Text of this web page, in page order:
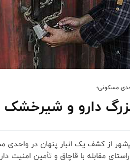
مسکونی؛
و شیرخشک احتکاری در
مقابله با قاچاق و تأمین